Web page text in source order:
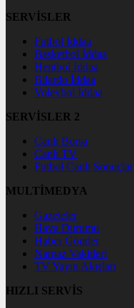
SERVİSLER
Futbol İddaa
Basketbol İddaa
Hentbol İddaa
Bilardo İddaa
Voleybol İddaa
SERVİSLER 2
Canlı Borsa
Canlı TV
Futbol Canlı Sonuçlar
MULTİMEDYA
Gazeteler
Hava Durumu
Haber Gönder
Namaz Vakitleri
TV Yayın Akışları
HIZLI SERVİS